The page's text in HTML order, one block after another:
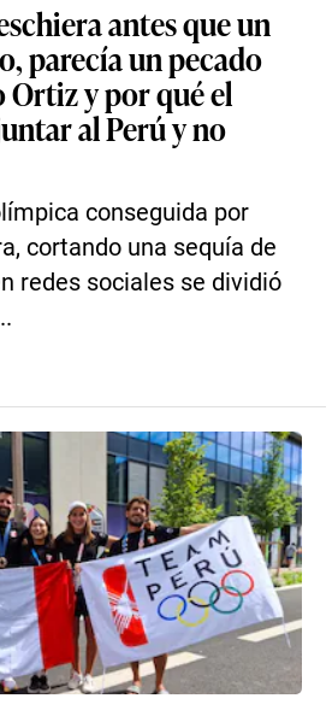
antes que un
parecía un pecado
Ortiz y por qué el
al Perú y no
conseguida por
cortando una sequía de
redes sociales se dividió